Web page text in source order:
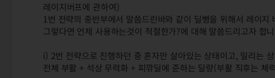
레이지버프에 관하여)
1번 전략의 중반부에서 말씀드린바와 같이 딜뻥을 위해서 레이지
그렇다면 언제 사용하는것이 적절한가?에 대해 말씀드리고자 합
i) 2번 전략으로 진행하던 중 혼자만 살아있는 상태이고, 밀리는
전체 부활 + 석상 무력화 + 피깎딜에 준하는 딜량(부활 직후는